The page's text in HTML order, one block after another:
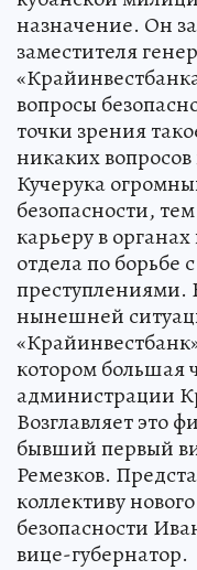
назначение. Он
заместителя
вопросы
точки зрения
никаких
Кучерука
безопасности,
карьеру в
отдела по борьбе
преступлениями.
нынешней
котором большая
администрации
Возглавляет это
бывший первый
Ремезков.
коллективу
безопасности
вице-губернатор.